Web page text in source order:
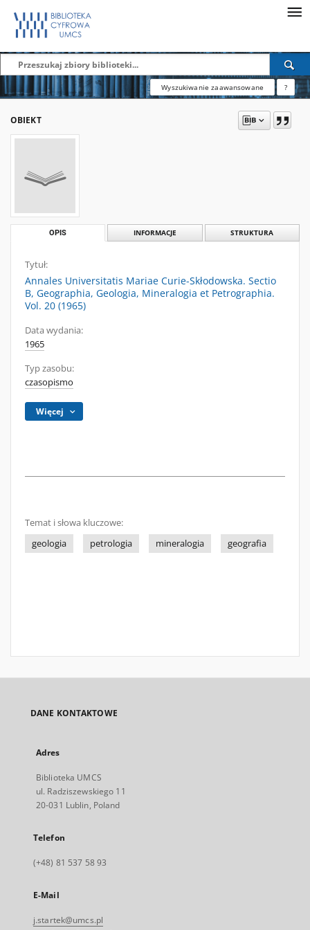
Wyszukiwanie zaawansowane ?
OBIEKT
OPIS INFORMACJE STRUKTURA
Tytuł:
Annales Universitatis Mariae Curie-Skłodowska. Sectio
B, Geographia, Geologia, Mineralogia et Petrographia.
Vol. 20 (1965)
Data wydania:
1965
Typ zasobu:
czasopismo
Więcej
Temat i słowa kluczowe:
geologia
petrologia mineralogia geografia
DANE KONTAKTOWE
Adres
Biblioteka UMCS
ul. Radziszewskiego 11
20-031 Lublin, Poland
Telefon
(+48) 81 537 58 93
E-Mail
j.startek@umcs.pl